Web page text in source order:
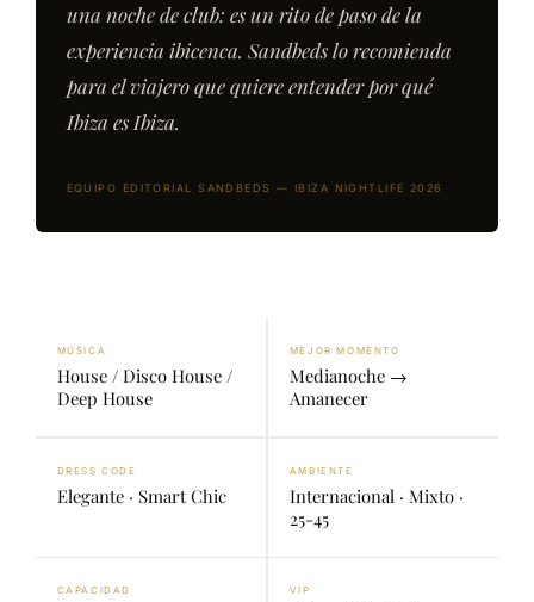
una noche de club: es un rito de paso de la
experiencia ibicenca. Sandbeds lo recomienda
para el viajero que quiere entender por qué
Ibiza es Ibiza.
EQUIPO EDITORIAL SANDBEDS — IBIZA NIGHTLIFE 2026
MÚSICA
House / Disco House /
Deep House
MEJOR MOMENTO
Medianoche →
Amanecer
DRESS CODE
Elegante · Smart Chic
AMBIENTE
Internacional · Mixto ·
25-45
CAPACIDAD VIP